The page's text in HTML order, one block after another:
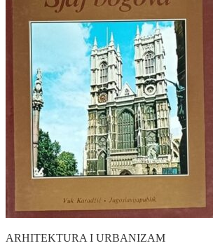
ARHITEKTURA I URBANIZAM